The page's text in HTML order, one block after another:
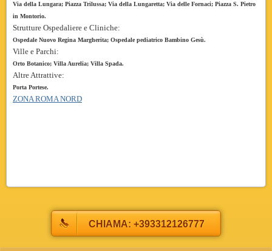
Via della Lungara; Piazza Trilussa; Via della Lungaretta; Via delle Fornaci; Piazza S. Pietro
in Montorio.
Strutture Ospedaliere e Cliniche:
Ospedale Nuovo Regina Margherita; Ospedale pediatrico Bambino Gesù.
Ville e Parchi:
Orto Botanico; Villa Aurelia; Villa Spada.
Altre Attrattive:
Porta Portese.
ZONA ROMA NORD
CHIAMA: +393312126777